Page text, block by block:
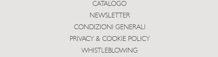
CATALOGO
NEWSLETTER
CONDIZIONI GENERALI
PRIVACY & COOKIE POLICY
WHISTLEBLOWING